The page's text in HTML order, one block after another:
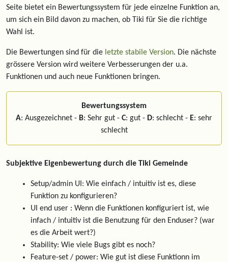
Seite bietet ein Bewertungssystem für jede einzelne Funktion an,
um sich ein Bild davon zu machen, ob Tiki für Sie die richtige
Wahl ist.
Die Bewertungen sind für die letzte stabile Version. Die nächste
grössere Version wird weitere Verbesserungen der u.a.
Funktionen und auch neue Funktionen bringen.
Bewertungssystem
A: Ausgezeichnet - B: Sehr gut - C: gut - D: schlecht - E: sehr
schlecht
Subjektive Eigenbewertung durch die Tiki Gemeinde
Setup/admin UI: Wie einfach / intuitiv ist es, diese
Funktion zu konfigurieren?
UI end user : Wenn die Funktionen konfiguriert ist, wie
infach / intuitiv ist die Benutzung für den Enduser? (war
es die Arbeit wert?)
Stability: Wie viele Bugs gibt es noch?
Feature-set / power: Wie gut ist diese Funktionn im